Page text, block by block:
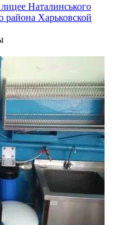
Наталинського
района Харьковской